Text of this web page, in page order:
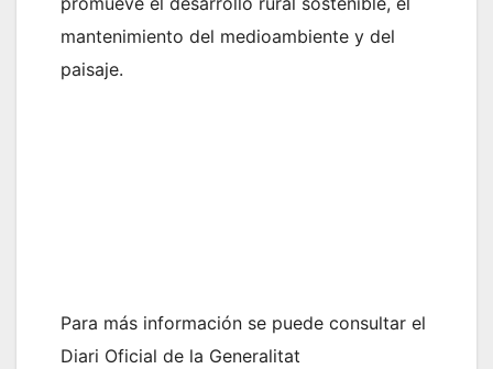
mantenimiento del medioambiente y del
paisaje.
Para más información se puede consultar el
Diari Oficial de la Generalitat